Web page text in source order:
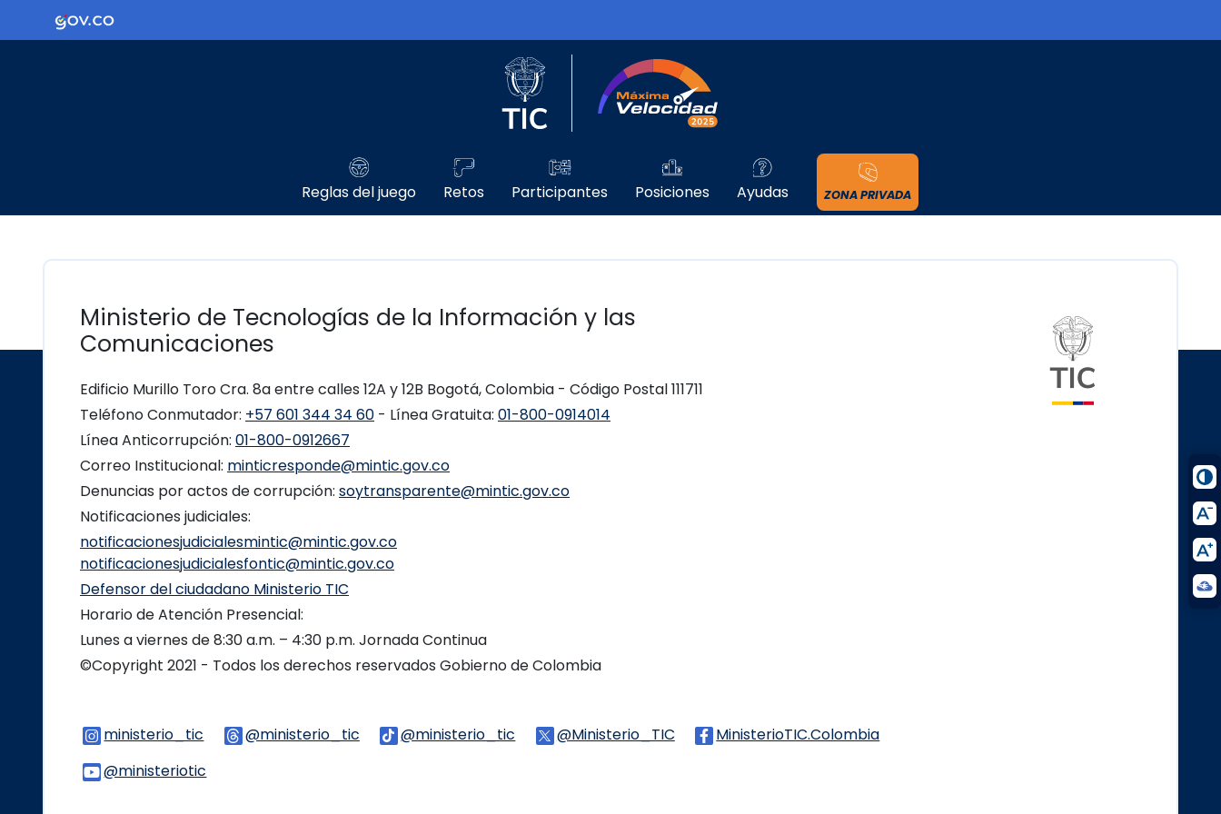
Ir al contenido principalLogo Gobierno de Colombia
Logo del Ministerio TIC
Reglas del juego Retos Participantes Posiciones Ayudas ZONA PRIVADA
Ministerio de Tecnologías de la Información y las
Comunicaciones
Edificio Murillo Toro Cra. 8a entre calles 12A y 12B Bogotá, Colombia - Código Postal 111711
Teléfono Conmutador: +57 601 344 34 60 - Línea Gratuita: 01-800-0914014
Línea Anticorrupción: 01-800-0912667
Correo Institucional: minticresponde@mintic.gov.co
Denuncias por actos de corrupción: soytransparente@mintic.gov.co
Notificaciones judiciales:
notificacionesjudicialesmintic@mintic.gov.co
notificacionesjudicialesfontic@mintic.gov.co
Defensor del ciudadano Ministerio TIC
Horario de Atención Presencial:
Lunes a viernes de 8:30 a.m. – 4:30 p.m. Jornada Continua
©Copyright 2021 - Todos los derechos reservados Gobierno de Colombia
ministerio_tic Logo Instagram
@ministerio_tic Logo Threads
@ministerio_tic Logo Tiktok
@Ministerio_TIC Logo Twitter
MinisterioTIC.Colombia
@ministeriotic